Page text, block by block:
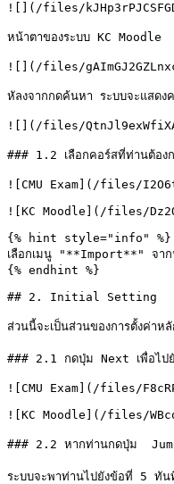
![](/files/
หน้าตาของระบบ KC Moodle
![](/files/
หัลงจากกดค้นหา ระบบจะแสดง
![](/files/
### 1.2 เลือกคอร์สที่ท่านต้อ
![CMU Exam](/files/
![KC Moodle](/files/
{% hint style="info" %}
เลือกเมนู "**Import**" จาก
{% endhint %}
## 2. Initial Setting
ส่วนนี้จะเป็นส่วนของการตั้งค่าห
### 2.1 กดปุ่ม Next เพื่อไป
![CMU Exam](/files/
![KC Moodle](/files/
### 2.2 หากท่านกดปุ่ม
ระบบจะพาท่านไปยังข้อที่ 5 ทัน